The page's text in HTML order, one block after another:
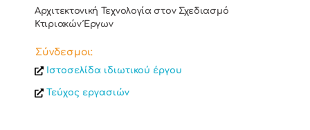
Αρχιτεκτονική Τεχνολογία στον Σχεδιασμό
Κτιριακών Έργων
Σύνδεσμοι:
Ιστοσελίδα ιδιωτικού έργου
Τεύχος εργασιών